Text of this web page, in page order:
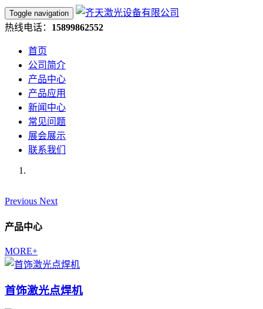
Toggle navigation
热线电话： 15899862552
首页
公司简介
产品中心
产品应用
新闻中心
常见问题
展会展示
联系我们
Previous Next
产品中心
MORE+
首饰激光点焊机